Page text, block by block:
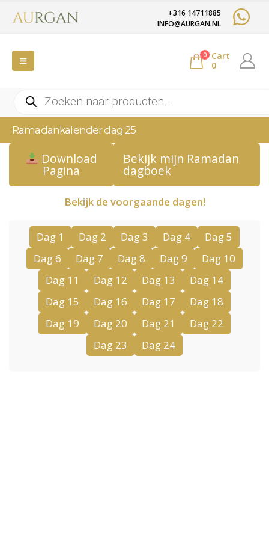
+316 14711885
INFO@AURGAN.NL
0
Cart
0
Producten
zoeken
Ramadankalender dag 25
Download
Pagina
Bekijk mijn Ramadan
dagboek
Bekijk de voorgaande dagen!
Dag 1 Dag 2 Dag 3 Dag 4
Dag 5
Dag 6
Dag 7 Dag 8 Dag 9
Dag 10
Dag 11
Dag 12 Dag 13
Dag 14
Dag 15
Dag 16 Dag 17
Dag 18
Dag 19
Dag 20 Dag 21
Dag 22
Dag 23
Dag 24